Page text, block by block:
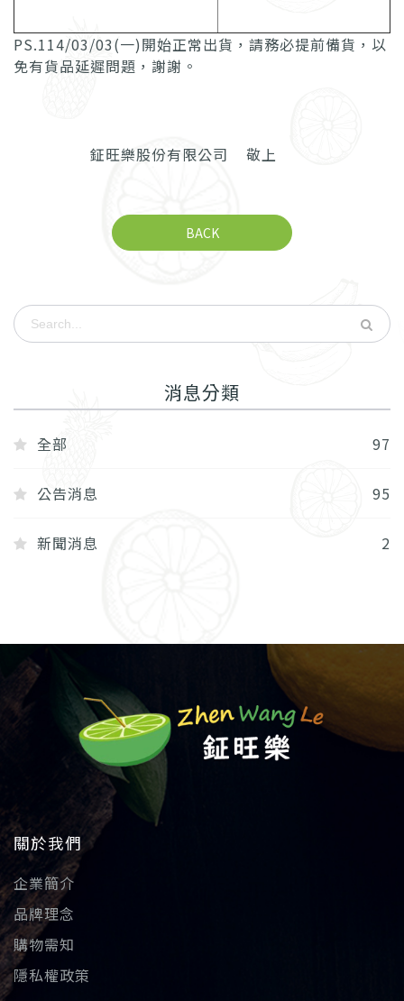
PS.114/03/03(一)開始正常出貨，請務必提前備貨，以
免有貨品延遲問題，謝謝。
鉦旺樂股份有限公司 敬上
BACK
消息分類
全部 97
公告消息 95
新聞消息 2
關於我們
企業簡介
品牌理念
購物需知
隱私權政策